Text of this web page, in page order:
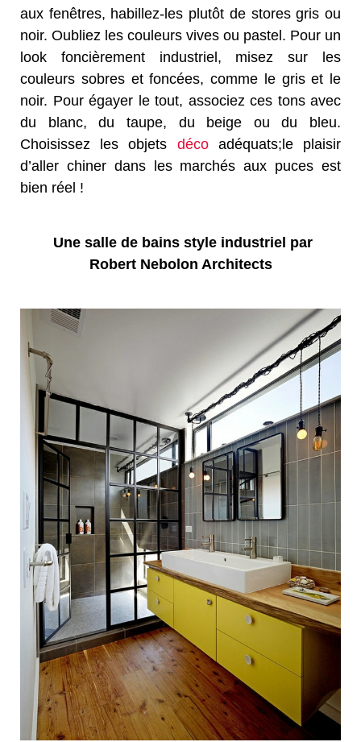
aux fenêtres, habillez-les plutôt de stores gris ou
noir. Oubliez les couleurs vives ou pastel. Pour un
look foncièrement industriel, misez sur les
couleurs sobres et foncées, comme le gris et le
noir. Pour égayer le tout, associez ces tons avec
du blanc, du taupe, du beige ou du bleu.
Choisissez les objets décoadéquats;le plaisir
d’aller chiner dans les marchés aux puces est
bien réel !
Une salle de bains style industriel par
Robert Nebolon Architects